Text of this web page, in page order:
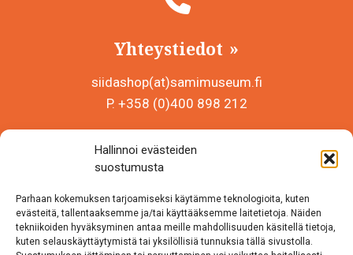
Hallinnoi evästeiden
suostumusta
Parhaan kokemuksen tarjoamiseksi käytämme teknologioita, kuten
evästeitä, tallentaaksemme ja/tai käyttääksemme laitetietoja. Näiden
tekniikoiden hyväksyminen antaa meille mahdollisuuden käsitellä tietoja,
kuten selauskäyttäytymistä tai yksilöllisiä tunnuksia tällä sivustolla.
Yhteystiedot
siidashop(at)samimuseum.fi
P. +358 (0)400 898 212
Y-tunnus 0625907-2
Inarintie 46
99870 Inari